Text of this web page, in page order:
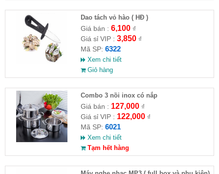
Dao tách vỏ hào ( HĐ )
Giá bán : 6,100₫
Giá sỉ VIP : 3,850₫
Mã SP: 6322
Xem chi tiết
Giỏ hàng
Combo 3 nồi inox có nắp
Giá bán : 127,000₫
Giá sỉ VIP : 122,000₫
Mã SP: 6021
Xem chi tiết
Tạm hết hàng